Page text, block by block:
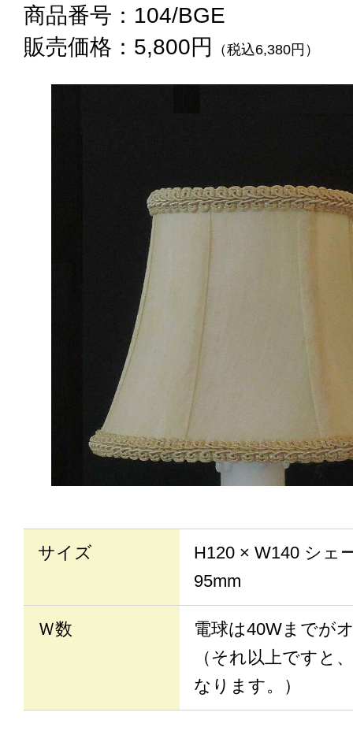
商品番号：104/BGE
販売価格：5,800円
（税込6,380円）
サイズ
H120 × W140 シェ
95mm
Ｗ数
電球は40Wまでが
（それ以上ですと
なります。）